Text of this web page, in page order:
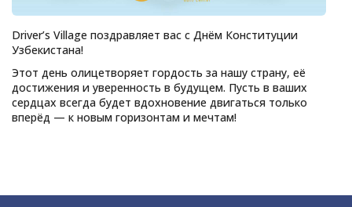
Driver’s Village поздравляет вас с Днём Конституции
Узбекистана!
Этот день олицетворяет гордость за нашу страну, её
достижения и уверенность в будущем. Пусть в ваших
сердцах всегда будет вдохновение двигаться только
вперёд — к новым горизонтам и мечтам!